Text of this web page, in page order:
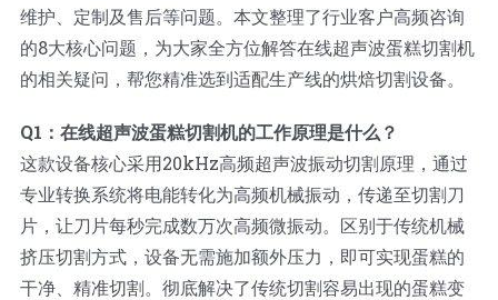
蛋糕切片机
块状奶酪切片
挤出奶酪切片
披萨切割机
寿司切割机
面团
冷冻面团切割
牛轧糖切割
阿胶糕切片
宠物食品
人才招聘
联系我们
维护、定制及售后等问题。本文整理了行业客户高频咨询
的8大核心问题，为大家全方位解答在线超声波蛋糕切割机
的相关疑问，帮您精准选到适配生产线的烘焙切割设备。
Q1：在线超声波蛋糕切割机的工作原理是什么？
这款设备核心采用20kHz高频超声波振动切割原理，通过
专业转换系统将电能转化为高频机械振动，传递至切割刀
片，让刀片每秒完成数万次高频微振动。区别于传统机械
挤压切割方式，设备无需施加额外压力，即可实现蛋糕的
干净、精准切割。彻底解决了传统切割容易出现的蛋糕变